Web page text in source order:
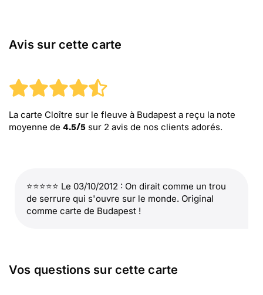
Avis sur cette carte
La carte Cloître sur le fleuve à Budapest a reçu la note
moyenne de 4.5/5 sur 2 avis de nos clients adorés.
⭐⭐⭐⭐⭐ Le 03/10/2012 : On dirait comme un trou
de serrure qui s'ouvre sur le monde. Original
comme carte de Budapest !
Vos questions sur cette carte